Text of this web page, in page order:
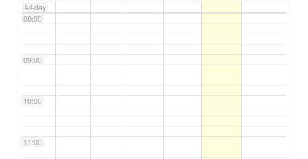
All-day
08:00
09:00
10:00
11:00